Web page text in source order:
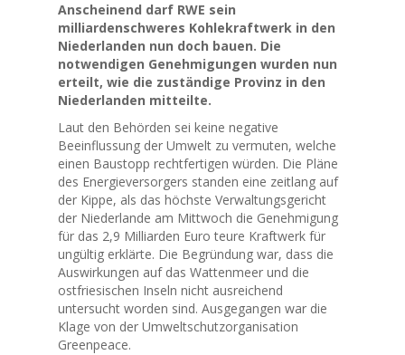
Anscheinend darf RWE sein
milliardenschweres Kohlekraftwerk in den
Niederlanden nun doch bauen. Die
notwendigen Genehmigungen wurden nun
erteilt, wie die zuständige Provinz in den
Niederlanden mitteilte.
Laut den Behörden sei keine negative
Beeinflussung der Umwelt zu vermuten, welche
einen Baustopp rechtfertigen würden. Die Pläne
des Energieversorgers standen eine zeitlang auf
der Kippe, als das höchste Verwaltungsgericht
der Niederlande am Mittwoch die Genehmigung
für das 2,9 Milliarden Euro teure Kraftwerk für
ungültig erklärte. Die Begründung war, dass die
Auswirkungen auf das Wattenmeer und die
ostfriesischen Inseln nicht ausreichend
untersucht worden sind. Ausgegangen war die
Klage von der Umweltschutzorganisation
Greenpeace.